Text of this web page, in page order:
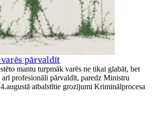
pārvaldīt
mantu turpmāk varēs ne tikai glabāt, bet
profesionāli pārvaldīt, paredz Ministru
atbalstītie grozījumi Kriminālprocesa